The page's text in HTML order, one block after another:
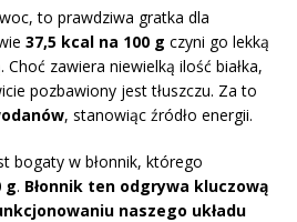
to prawdziwa gratka dla
37,5 kcal na 100 g czyni go lekką
zawiera niewielką ilość białka,
pozbawiony jest tłuszczu. Za to
, stanowiąc źródło energii.
bogaty w błonnik, którego
g. Błonnik ten odgrywa kluczową
naszego układu